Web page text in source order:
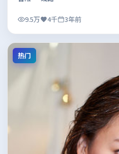
9.5万 4千 3年前
热门